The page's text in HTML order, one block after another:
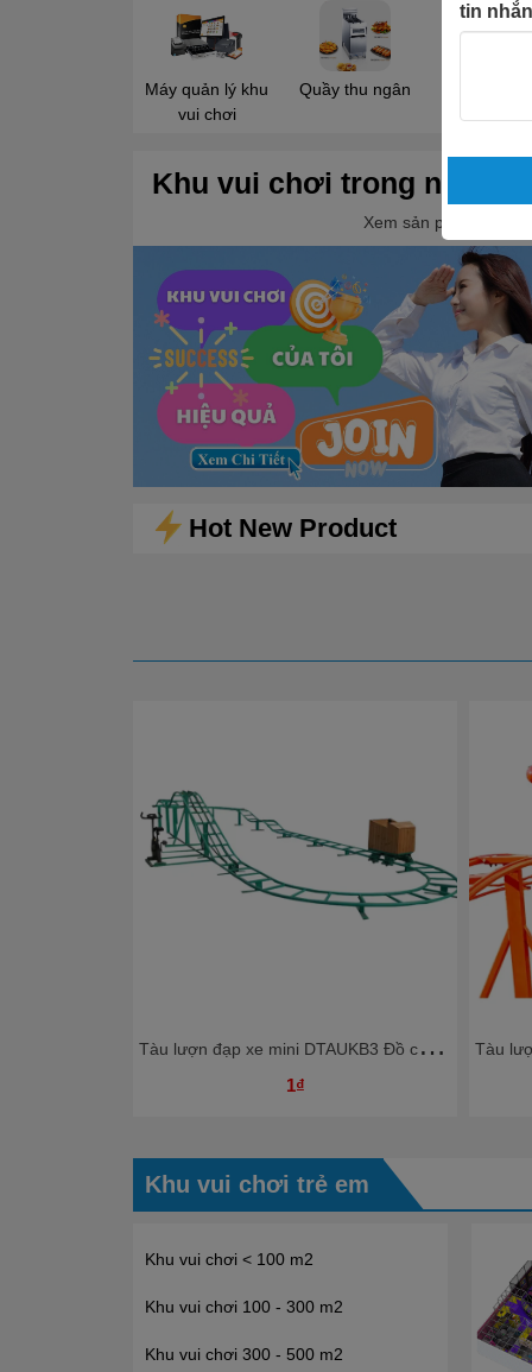
Máy quản lý khu
vui chơi
Quầy thu ngân
Khu vui chơi trong nhà
Xem sản phẩm
Hot New Product
T
àu lượn đạp xe mini DTAUKB3 Đồ chơi Kinh Bắc Khu vui chơi giải trí 2025 hấp dẫn
1₫
Khu vui chơi trẻ em
Khu vui chơi < 100 m2
Khu vui chơi 100 - 300 m2
Khu vui chơi 300 - 500 m2
tin